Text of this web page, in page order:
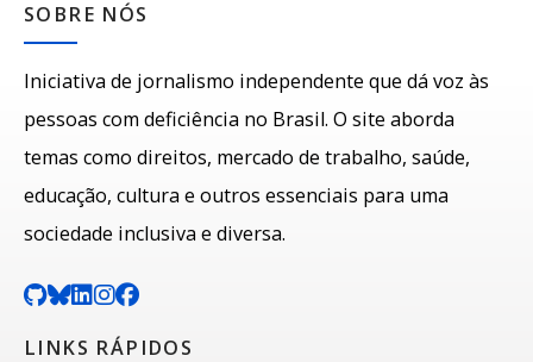
SOBRE NÓS
Iniciativa de jornalismo independente que dá voz às
pessoas com deficiência no Brasil. O site aborda
temas como direitos, mercado de trabalho, saúde,
educação, cultura e outros essenciais para uma
sociedade inclusiva e diversa.
LINKS RÁPIDOS